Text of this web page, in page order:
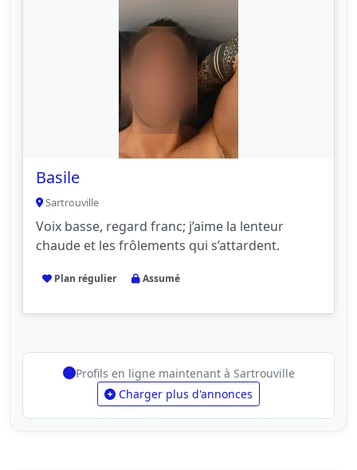
Basile
Sartrouville
Voix basse, regard franc; j’aime la lenteur
chaude et les frôlements qui s’attardent.
Plan régulier Assumé
Profils en ligne maintenant à Sartrouville
Charger plus d'annonces